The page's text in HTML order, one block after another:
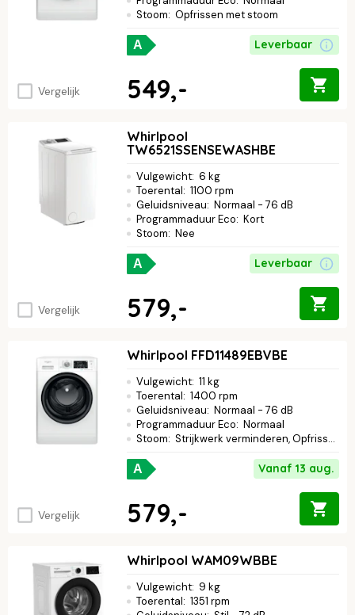
Vergelijk
Stoom: Opfrissen met stoom
A Leverbaar
549,-
Vergelijk
Whirlpool
TW6521SSENSEWASHBE
Vulgewicht: 6 kg
Toerental: 1100 rpm
Geluidsniveau: Normaal - 76 dB
Programmaduur Eco: Kort
Stoom: Nee
A Leverbaar
579,-
Vergelijk
Whirlpool FFD11489EBVBE
Vulgewicht: 11 kg
Toerental: 1400 rpm
Geluidsniveau: Normaal - 76 dB
Programmaduur Eco: Normaal
Stoom: Strijkwerk verminderen, Opfrissen met stoom, Hygiënisch stomen
A Vanaf 13 aug.
579,-
Whirlpool WAM09WBBE
Vulgewicht: 9 kg
Toerental: 1351 rpm